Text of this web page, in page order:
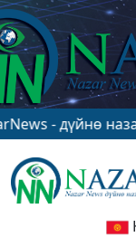
назарында!